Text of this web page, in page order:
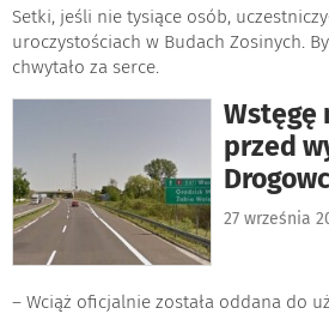
Setki, jeśli nie tysiące osób,
uroczystościach w Budach Zosinych.
chwytało za serce.
Wstęgę
przed
27 września
– Wciąż oficjalnie została oddana do